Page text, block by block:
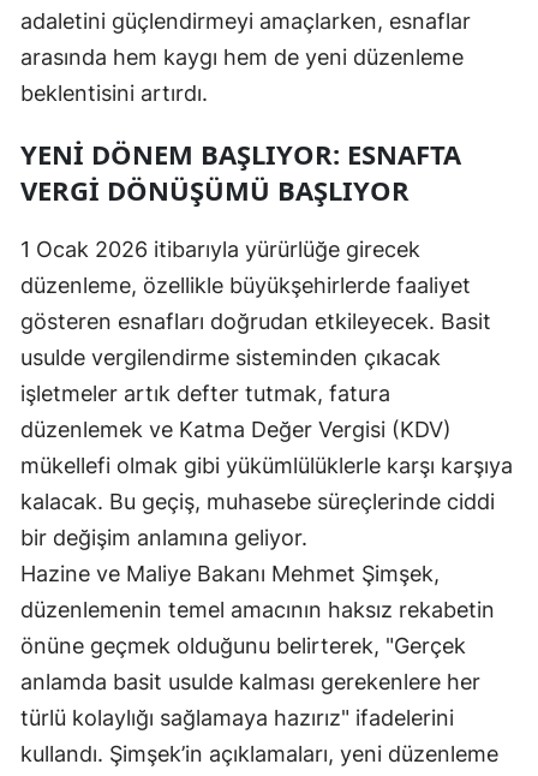
Gaziantep
Giresun
Hakkari
Isparta
Mersin
İstanbul
İzmir
Kars
Kastamonu
Kırklareli
Kırşehir
Kocaeli
Konya
adaletini güçlendirmeyi amaçlarken, esnaflar
arasında hem kaygı hem de yeni düzenleme
beklentisini artırdı.
YENI DÖNEM BAŞLIYOR: ESNAFTA
VERGI DÖNÜŞÜMÜ BAŞLIYOR
1 Ocak 2026 itibarıyla yürürlüğe girecek
düzenleme, özellikle büyükşehirlerde faaliyet
gösteren esnafları doğrudan etkileyecek. Basit
usulde vergilendirme sisteminden çıkacak
işletmeler artık defter tutmak, fatura
düzenlemek ve Katma Değer Vergisi (KDV)
mükellefi olmak gibi yükümlülüklerle karşı karşıya
kalacak. Bu geçiş, muhasebe süreçlerinde ciddi
bir değişim anlamına geliyor.
Hazine ve Maliye Bakanı Mehmet Şimşek,
düzenlemenin temel amacının haksız rekabetin
önüne geçmek olduğunu belirterek, "Gerçek
anlamda basit usulde kalması gerekenlere her
türlü kolaylığı sağlamaya hazırız" ifadelerini
kullandı. Şimşek’in açıklamaları, yeni düzenleme